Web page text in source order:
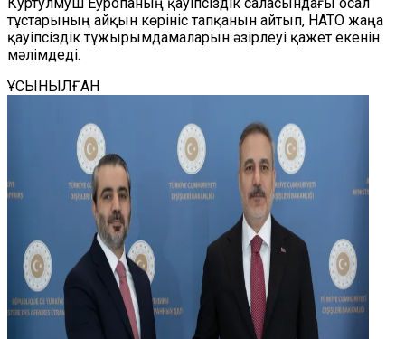
тұстарының айқын көрініс тапқанын айтып, НАТО жаңа
қауіпсіздік тұжырымдамаларын әзірлеуі қажет екенін
мәлімдеді.
ҰСЫНЫЛҒАН